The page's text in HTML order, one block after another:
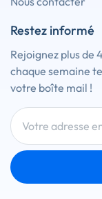
Restez informé
Rejoignez plus
chaque semaine
votre boîte mail !